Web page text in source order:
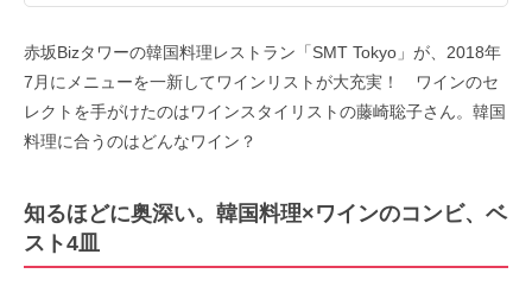
赤坂Bizタワーの韓国料理レストラン「SMT Tokyo」が、2018年
7月にメニューを一新してワインリストが大充実！ ワインのセ
レクトを手がけたのはワインスタイリストの藤崎聡子さん。韓国
料理に合うのはどんなワイン？
知るほどに奥深い。韓国料理×ワインのコンビ、ベ
スト4皿